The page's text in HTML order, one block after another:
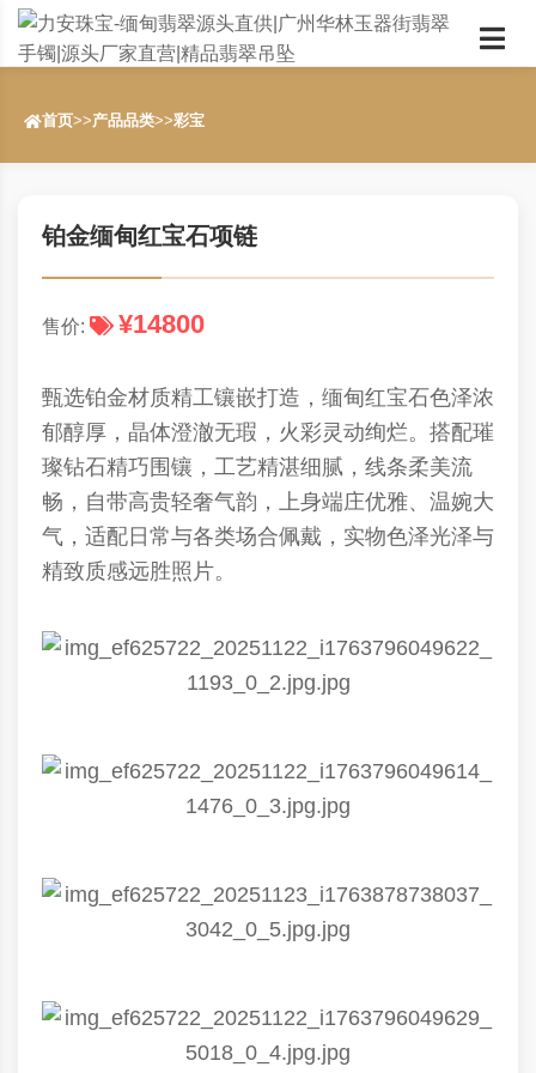
首页>>产品品类>>彩宝
铂金缅甸红宝石项链
售价: ¥14800
甄选铂金材质精工镶嵌打造，缅甸红宝石色泽浓
郁醇厚，晶体澄澈无瑕，火彩灵动绚烂。搭配璀
璨钻石精巧围镶，工艺精湛细腻，线条柔美流
畅，自带高贵轻奢气韵，上身端庄优雅、温婉大
气，适配日常与各类场合佩戴，实物色泽光泽与
精致质感远胜照片。